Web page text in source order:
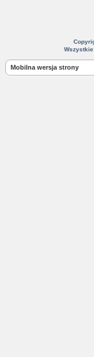
Wszystkie
Mobilna wersja strony